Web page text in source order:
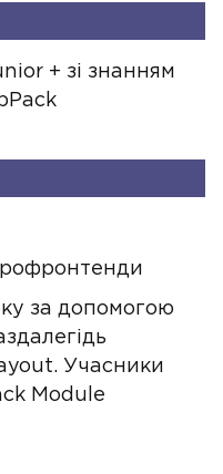
+ зі знанням
за допомогою
Учасники
Module